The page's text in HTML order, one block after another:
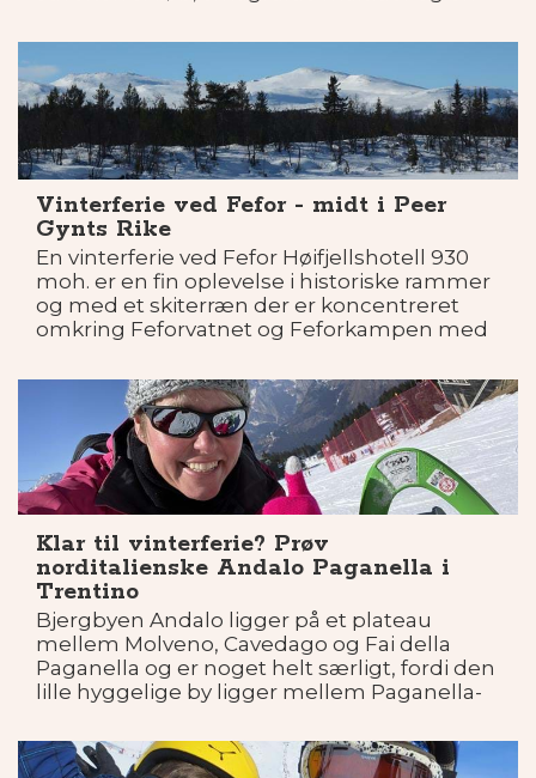
skiferie i Courmayeur i Italien.
Vinterferie ved Fefor - midt i Peer
Gynts Rike
En vinterferie ved Fefor Høifjellshotell 930
moh. er en fin oplevelse i historiske rammer
og med et skiterræn der er koncentreret
omkring Feforvatnet og Feforkampen med
Rondane.
Klar til vinterferie? Prøv
norditalienske Andalo Paganella i
Trentino
Bjergbyen Andalo ligger på et plateau
mellem Molveno, Cavedago og Fai della
Paganella og er noget helt særligt, fordi den
lille hyggelige by ligger mellem Paganella-
ligger 1000 moh. og bjergene omkring er
2000 meter høje - perfekt til vinterferie for